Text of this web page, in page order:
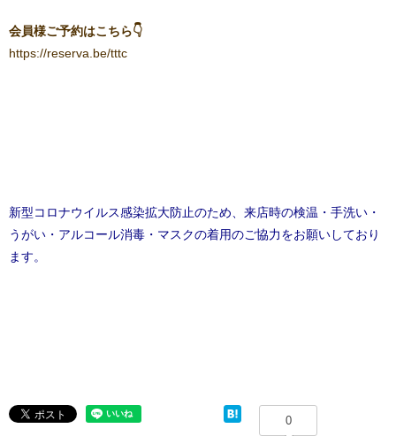
会員様ご予約はこちら👇
https://reserva.be/tttc
新型コロナウイルス感染拡大防止のため、来店時の検温・手洗い・
うがい・アルコール消毒・マスクの着用のご協力をお願いしており
ます。
0